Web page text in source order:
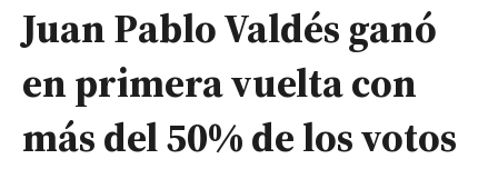
Juan Pablo Valdés ganó
en primera vuelta con
más del 50% de los votos